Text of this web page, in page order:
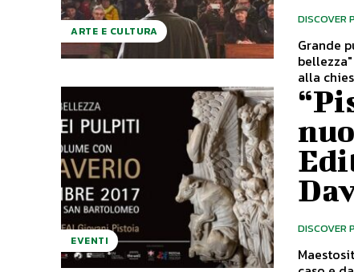
ARTE E CULTURA
DISCOVER
Grande
alla
EVENTI
DISCOVER